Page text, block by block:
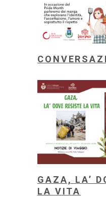
GAZA, LA’
LA VITA